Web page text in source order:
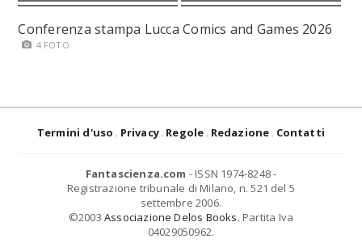
Conferenza stampa Lucca Comics and Games 2026
4 FOTO
Termini d'uso Privacy Regole Redazione Contatti
Fantascienza.com - ISSN 1974-8248 -
Registrazione tribunale di Milano, n. 521 del 5
settembre 2006.
©2003 Associazione Delos Books. Partita Iva
04029050962.